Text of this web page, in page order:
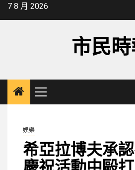
Skip7 8 月 2026
市民
Primary
Menu
娛樂
希亞拉博夫承